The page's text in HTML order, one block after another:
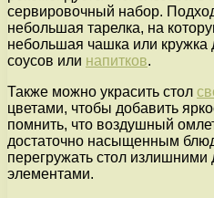
сервировочный набор.
небольшая тарелка, на
небольшая чашка или кружка
соусов или напитков.
Также можно украсить стол
цветами, чтобы добавить
помнить, что воздушный
достаточно насыщенным
перегружать стол
элементами.